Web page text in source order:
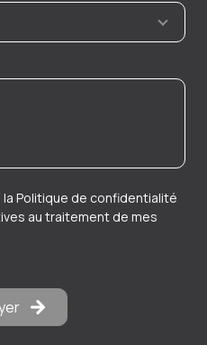
Politique de confidentialité
au traitement de mes